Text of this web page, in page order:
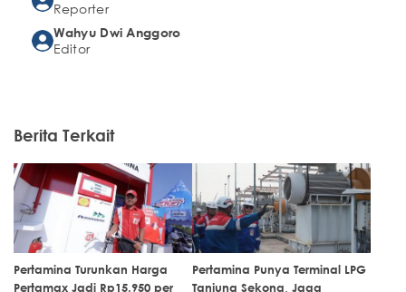
Reporter
Wahyu Dwi Anggoro
Editor
Berita Terkait
Pertamina Turunkan Harga
Pertamax Jadi Rp15.950 per
Pertamina Punya Terminal LPG
Tanjung Sekong, Jaga